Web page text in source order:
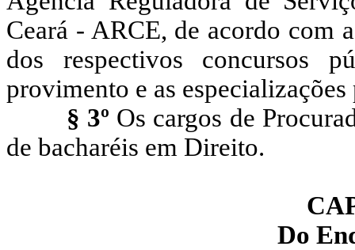
Ceará - ARCE, de acordo com
dos respectivos concursos
provimento e as
§ 3º Os cargos de
de bacharéis em Direito.
Do